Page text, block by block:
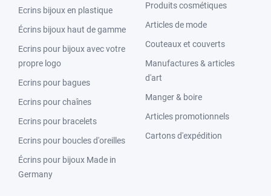
Ecrins bijoux en plastique
Écrins bijoux haut de gamme
Ecrins pour bijoux avec votre
propre logo
Ecrins pour bagues
Ecrins pour chaînes
Ecrins pour bracelets
Ecrins pour boucles d'oreilles
Écrins pour bijoux Made in
Germany
Produits cosmétiques
Articles de mode
Couteaux et couverts
Manufactures & articles
d'art
Manger & boire
Articles promotionnels
Cartons d'expédition